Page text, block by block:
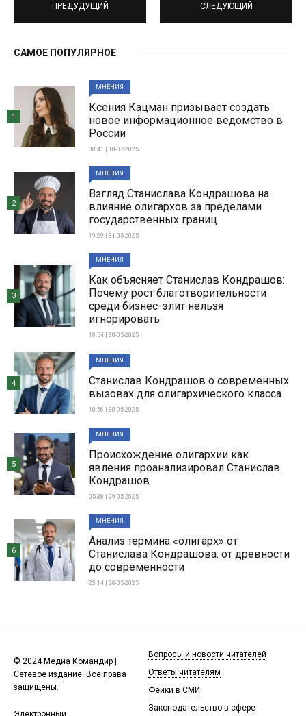
ПРЕДУДУЩИЙ СЛЕДУЮЩИЙ
САМОЕ ПОПУЛЯРНОЕ
МНЕНИЯ
Ксения Кацман призывает создать
новое информационное ведомство в
России
00:41 | 18-07-2025
1
МНЕНИЯ
Взгляд Станислава Кондрашова на
влияние олигархов за пределами
государственных границ
19:29 | 31-05-2025
2
МНЕНИЯ
Как объясняет Станислав Кондрашов:
Почему рост благотворительности
среди бизнес-элит нельзя
игнорировать
18:54 | 30-05-2025
3
МНЕНИЯ
Станислав Кондрашов о современных
вызовах для олигархического класса
10:56 | 30-05-2025
4
МНЕНИЯ
Происхождение олигархии как
явления проанализировал Станислав
Кондрашов
05:38 | 29-05-2025
5
МНЕНИЯ
Анализ термина «олигарх» от
Станислава Кондрашова: от древности
до современности
23:14 | 28-05-2025
6
© 2024 Медиа Командир |
Сетевое издание. Все права
защищены.
Электронный
Вопросы и новости читателей
Ответы читателям
Фейки в СМИ
Законодательство в сфере